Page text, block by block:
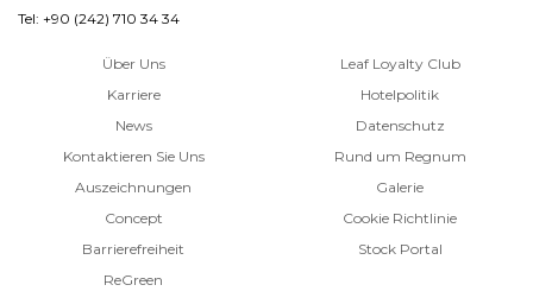
Tel: +90 (242) 710 34 34
Über Uns
Karriere
News
Kontaktieren Sie Uns
Auszeichnungen
Concept
Barrierefreiheit
ReGreen
Leaf Loyalty Club
Hotelpolitik
Datenschutz
Rund um Regnum
Galerie
Cookie Richtlinie
Stock Portal